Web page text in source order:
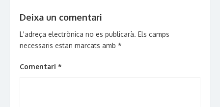
Deixa un comentari
L'adreça electrònica no es publicarà. Els camps
necessaris estan marcats amb *
Comentari *